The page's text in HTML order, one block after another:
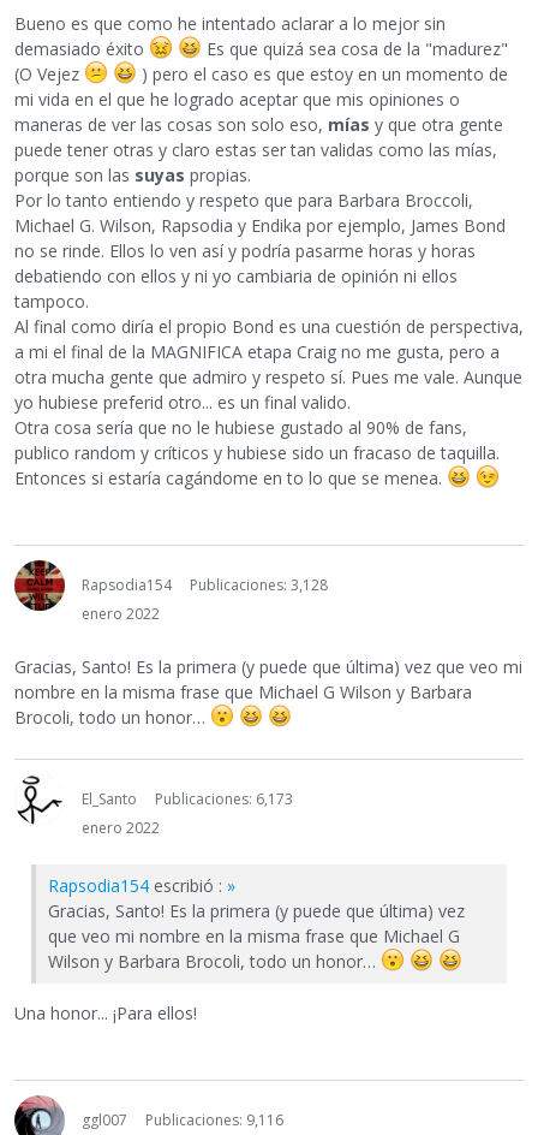
Bueno es que como he intentado aclarar a lo mejor sin
demasiado éxito
Es que quizá sea cosa de la "madurez"
(O Vejez
) pero el caso es que estoy en un momento de
mi vida en el que he logrado aceptar que mis opiniones o
maneras de ver las cosas son solo eso, mías y que otra gente
puede tener otras y claro estas ser tan validas como las mías,
porque son las suyas propias.
Por lo tanto entiendo y respeto que para Barbara Broccoli,
Michael G. Wilson, Rapsodia y Endika por ejemplo, James Bond
no se rinde. Ellos lo ven así y podría pasarme horas y horas
debatiendo con ellos y ni yo cambiaria de opinión ni ellos
tampoco.
Al final como diría el propio Bond es una cuestión de perspectiva,
a mi el final de la MAGNIFICA etapa Craig no me gusta, pero a
otra mucha gente que admiro y respeto sí. Pues me vale. Aunque
yo hubiese preferid otro... es un final valido.
Otra cosa sería que no le hubiese gustado al 90% de fans,
publico random y críticos y hubiese sido un fracaso de taquilla.
Entonces si estaría cagándome en to lo que se menea.
Rapsodia154
Publicaciones: 3,128
enero 2022
Gracias, Santo! Es la primera (y puede que última) vez que veo mi
nombre en la misma frase que Michael G Wilson y Barbara
Brocoli, todo un honor…
El_Santo
Publicaciones: 6,173
enero 2022
Rapsodia154 escribió : »
Gracias, Santo! Es la primera (y puede que última) vez
que veo mi nombre en la misma frase que Michael G
Wilson y Barbara Brocoli, todo un honor…
Una honor... ¡Para ellos!
ggl007
Publicaciones: 9,116